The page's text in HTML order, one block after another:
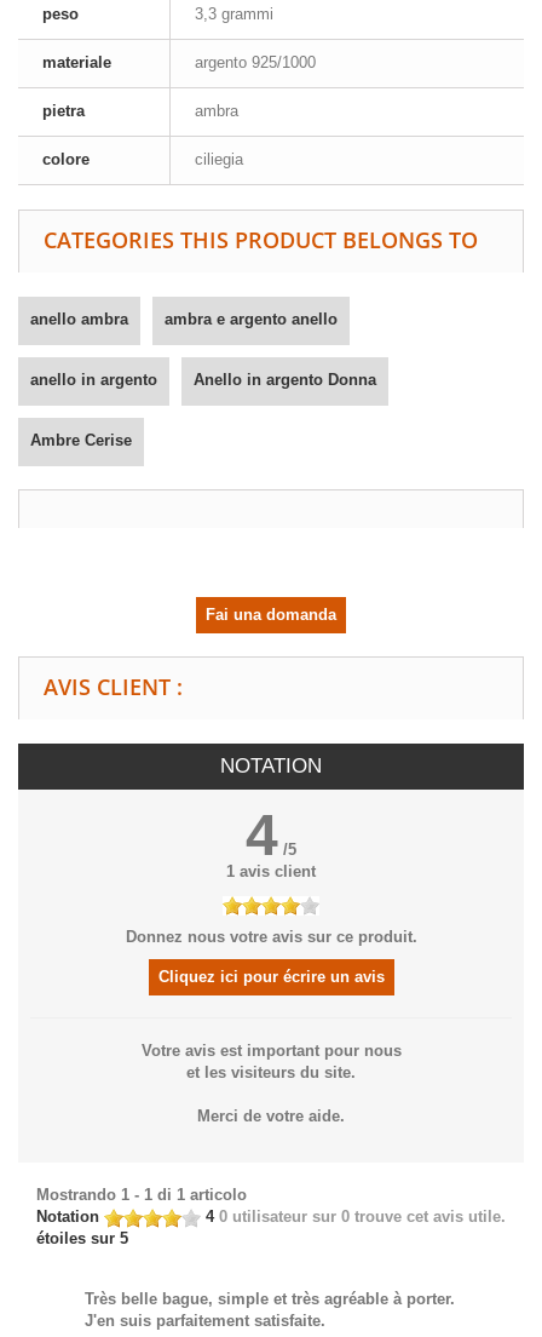
peso 3,3 grammi
materiale argento 925/1000
pietra ambra
colore ciliegia
CATEGORIES THIS PRODUCT BELONGS TO
anello ambra ambra e argento anello
anello in argento Anello in argento Donna
Ambre Cerise
Fai una domanda
AVIS CLIENT :
NOTATION
4 /5
1 avis client
Donnez nous votre avis sur ce produit.
Cliquez ici pour écrire un avis
Votre avis est important pour nous
et les visiteurs du site.
Merci de votre aide.
Mostrando 1 - 1 di 1 articolo
0 utilisateur sur 0 trouve cet avis utile.
Notation
4
étoiles sur 5
Très belle bague, simple et très agréable à porter.
J'en suis parfaitement satisfaite.